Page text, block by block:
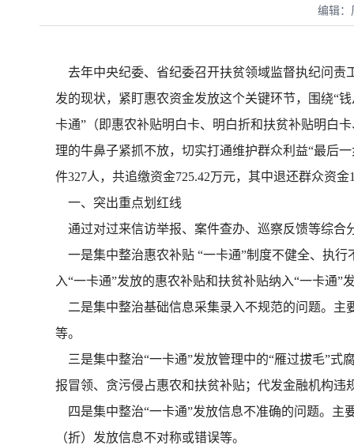
编辑：
去年中央纪委、省纪委召开扶贫领域监督执纪问责
发的现状，紧盯惠农资金发放这个关键环节，围绕“
卡通”（即惠农补贴明白卡、明白折和扶贫补贴明白
理的牛鼻子紧抓不放，切实打通维护群众利益“最后
件327人，共追缴资金725.42万元，其中退还群众资
一、突出重点划红线
通过对过来信访举报、案件查办、巡察反馈等综合
一是集中整治惠农补贴 “一卡通”制度不健全、执行
入“一卡通”发放的惠农补贴和扶贫补贴纳入“一卡通
二是集中整治基础信息采集录入不规范的问题。主
等。
三是集中整治“一卡通”发放管理中的“雁过拔毛”式
报冒领、贪污侵占惠农和扶贫补贴；代发金融机构违
四是集中整治“一卡通”发放信息不准确的问题。主
（折）发放信息不对称或错误等。